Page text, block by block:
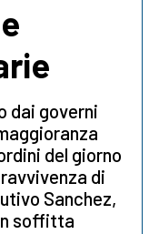
dai governi
del giorno
di
Sanchez,
soffitta